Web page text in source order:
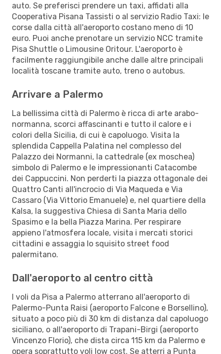
auto. Se preferisci prendere un taxi, affidati alla
Cooperativa Pisana Tassisti o al servizio Radio Taxi: le
corse dalla città all'aeroporto costano meno di 10
euro. Puoi anche prenotare un servizio NCC tramite
Pisa Shuttle o Limousine Oritour. L'aeroporto è
facilmente raggiungibile anche dalle altre principali
località toscane tramite auto, treno o autobus.
Arrivare a Palermo
La bellissima città di Palermo è ricca di arte arabo-
normanna, scorci affascinanti e tutto il calore e i
colori della Sicilia, di cui è capoluogo. Visita la
splendida Cappella Palatina nel complesso del
Palazzo dei Normanni, la cattedrale (ex moschea)
simbolo di Palermo e le impressionanti Catacombe
dei Cappuccini. Non perderti la piazza ottagonale dei
Quattro Canti all'incrocio di Via Maqueda e Via
Cassaro (Via Vittorio Emanuele) e, nel quartiere della
Kalsa, la suggestiva Chiesa di Santa Maria dello
Spasimo e la bella Piazza Marina. Per respirare
appieno l'atmosfera locale, visita i mercati storici
cittadini e assaggia lo squisito street food
palermitano.
Dall'aeroporto al centro città
I voli da Pisa a Palermo atterrano all'aeroporto di
Palermo-Punta Raisi (aeroporto Falcone e Borsellino),
situato a poco più di 30 km di distanza dal capoluogo
siciliano, o all'aeroporto di Trapani-Birgi (aeroporto
Vincenzo Florio), che dista circa 115 km da Palermo e
opera soprattutto voli low cost. Se atterri a Punta